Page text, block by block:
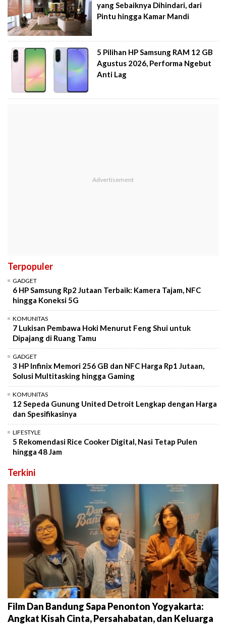
yang Sebaiknya Dihindari, dari
Pintu hingga Kamar Mandi
5 Pilihan HP Samsung RAM 12 GB
Agustus 2026, Performa Ngebut
Anti Lag
Terpopuler
GADGET
6 HP Samsung Rp2 Jutaan Terbaik: Kamera Tajam, NFC
hingga Koneksi 5G
KOMUNITAS
7 Lukisan Pembawa Hoki Menurut Feng Shui untuk
Dipajang di Ruang Tamu
GADGET
3 HP Infinix Memori 256 GB dan NFC Harga Rp1 Jutaan,
Solusi Multitasking hingga Gaming
KOMUNITAS
12 Sepeda Gunung United Detroit Lengkap dengan Harga
dan Spesifikasinya
LIFESTYLE
5 Rekomendasi Rice Cooker Digital, Nasi Tetap Pulen
hingga 48 Jam
Terkini
Film Dan Bandung Sapa Penonton Yogyakarta:
Angkat Kisah Cinta, Persahabatan, dan Keluarga